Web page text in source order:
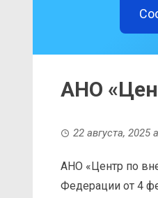
АНО
22 августа, 2025
АНО «Центр по
Федерации от 4